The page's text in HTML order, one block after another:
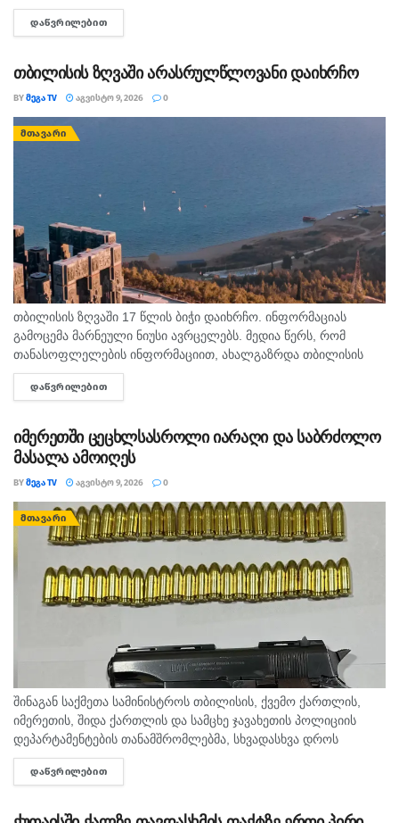
კაფანახჩის მკვიდრი იყო. თანასოფლელების ინფორმაციით,
ახალგაზრდა თბილისის ზღვაზე თანატოლებთან ერთად
ᲓᲐᲬᲕᲠᲘᲚᲔᲑᲘᲗ
თბილისის ზღვაში არასრულწლოვანი დაიხრჩო
BYᲛᲔᲒᲐ TV ᲐᲒᲕᲘᲡᲢᲝ 9, 2026 0
ᲛᲗᲐᲕᲐᲠᲘ
თბილისის ზღვაში 17 წლის ბიჭი დაიხრჩო. ინფორმაციას
გამოცემა მარნეული ნიუსი ავრცელებს. მედია წერს, რომ
თანასოფლელების ინფორმაციით, ახალგაზრდა თბილისის
ზღვაზე თანატოლებთან ერთად საცურაოდ იმყოფებოდა. შსს
ცნობით, გამოძიება 115-ე მუხლით დაიწყო.
ᲓᲐᲬᲕᲠᲘᲚᲔᲑᲘᲗ
იმერეთში ცეცხლსასროლი იარაღი და საბრძოლო
მასალა ამოიღეს
BYᲛᲔᲒᲐ TV ᲐᲒᲕᲘᲡᲢᲝ 9, 2026 0
ᲛᲗᲐᲕᲐᲠᲘ
შინაგან საქმეთა სამინისტროს თბილისის, ქვემო ქართლის,
იმერეთის, შიდა ქართლის და სამცხე ჯავახეთის პოლიციის
დეპარტამენტების თანამშრომლებმა, სხვადასხვა დროს
ჩატარებული საპოლიციო პრევენციული ღონისძიებების
შედეგად, ცეცხლსასროლი იარაღისა და საბრძოლო მასალის
ᲓᲐᲬᲕᲠᲘᲚᲔᲑᲘᲗ